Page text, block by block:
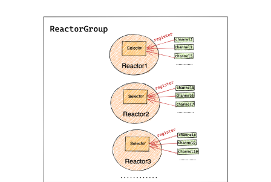
**Netty 这里为什么非得限制 read loop 的最大读取次数呢？
**为什么不在 read loop 中一次性把数据读取完呢？
这时候就是考验我们大局观的时候了，在前边的文章介绍中
我们提到 Netty 的 IO 模型为主从 Reactor 线程组模型，在
Sub Reactor Group 中包含了多个 Sub Reactor 专门用于监